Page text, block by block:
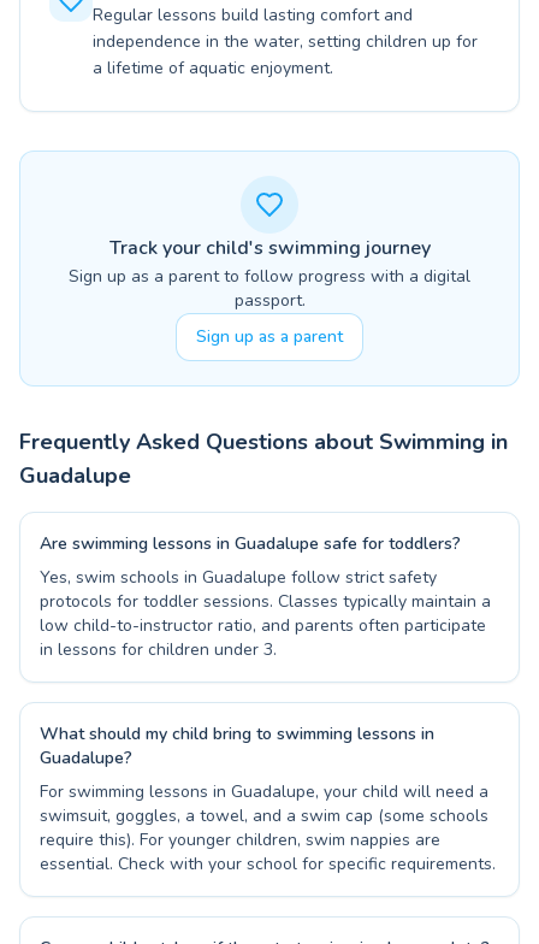
Regular lessons build lasting comfort and
independence in the water, setting children up for
a lifetime of aquatic enjoyment.
Track your child's swimming journey
Sign up as a parent to follow progress with a digital
passport.
Sign up as a parent
Frequently Asked Questions about Swimming in
Guadalupe
Are swimming lessons in Guadalupe safe for toddlers?
Yes, swim schools in Guadalupe follow strict safety
protocols for toddler sessions. Classes typically maintain a
low child-to-instructor ratio, and parents often participate
in lessons for children under 3.
What should my child bring to swimming lessons in
Guadalupe?
For swimming lessons in Guadalupe, your child will need a
swimsuit, goggles, a towel, and a swim cap (some schools
require this). For younger children, swim nappies are
essential. Check with your school for specific requirements.